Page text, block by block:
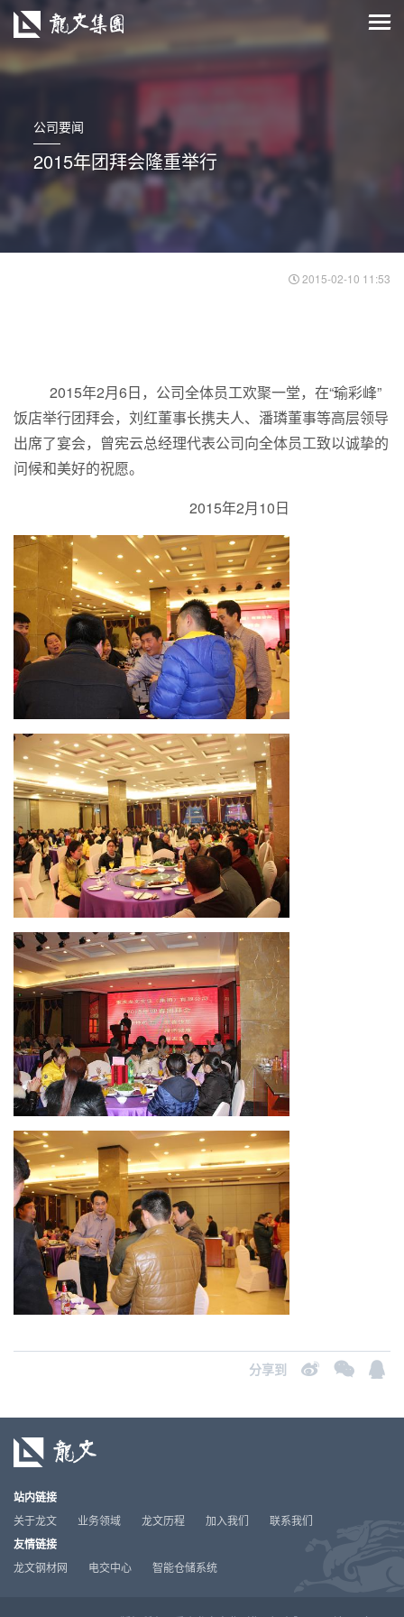
公司要闻
2015年团拜会隆重举行
2015-02-10 11:53
2015年2月6日，公司全体员工欢聚一堂，在“瑜彩峰”
饭店举行团拜会，刘红董事长携夫人、潘璘董事等高层领导
出席了宴会，曾宪云总经理代表公司向全体员工致以诚挚的
问候和美好的祝愿。
2015年2月10日
分享到
站内链接
关于龙文 业务领域 龙文历程 加入我们 联系我们
友情链接
龙文钢材网 电交中心 智能仓储系统